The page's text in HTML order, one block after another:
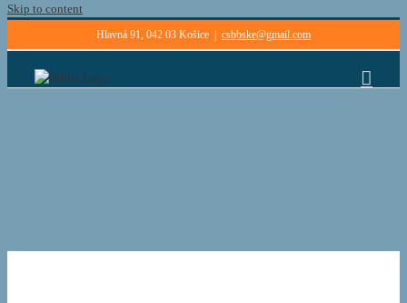
Skip to content
Hlavná 91, 042 03 Košice csbbske@gmail.com